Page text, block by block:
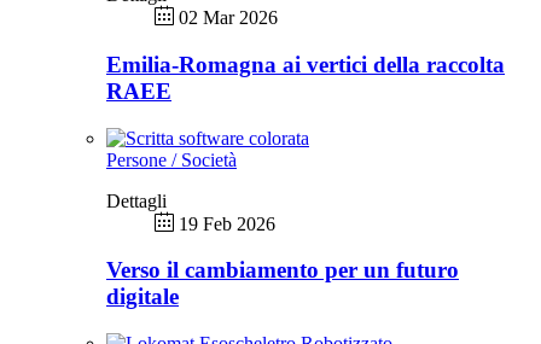
02 Mar 2026
Emilia-Romagna ai vertici della raccolta
RAEE
Persone / Società
Dettagli
19 Feb 2026
Verso il cambiamento per un futuro
digitale